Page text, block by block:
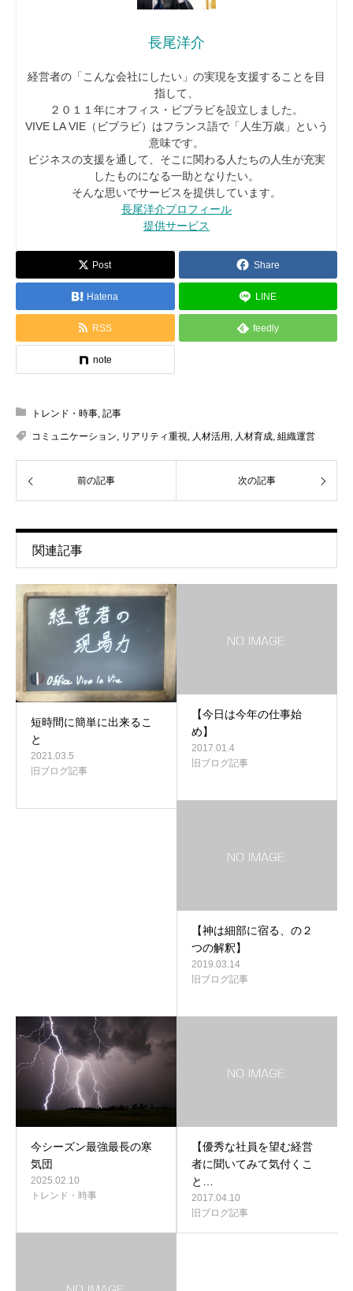
長尾洋介
経営者の「こんな会社にしたい」の実現を支援することを目
指して、
２０１１年にオフィス・ビブラビを設立しました。
VIVE LA VIE（ビブラビ）はフランス語で「人生万歳」という
意味です。
ビジネスの支援を通して、そこに関わる人たちの人生が充実
したものになる一助となりたい。
そんな思いでサービスを提供しています。
長尾洋介プロフィール
提供サービス
Post Share
Hatena LINE
RSS feedly
note
トレンド・時事, 記事
コミュニケーション, リアリティ重視, 人材活用, 人材育成, 組織運営
前の記事 次の記事
関連記事
短時間に簡単に出来るこ
と
2021.03.5
旧ブログ記事
【今日は今年の仕事始
め】
2017.01.4
旧ブログ記事
【神は細部に宿る、の２
つの解釈】
2019.03.14
旧ブログ記事
今シーズン最強最長の寒
気団
2025.02.10
トレンド・時事
【優秀な社員を望む経営
者に聞いてみて気付くこ
と…
2017.04.10
旧ブログ記事